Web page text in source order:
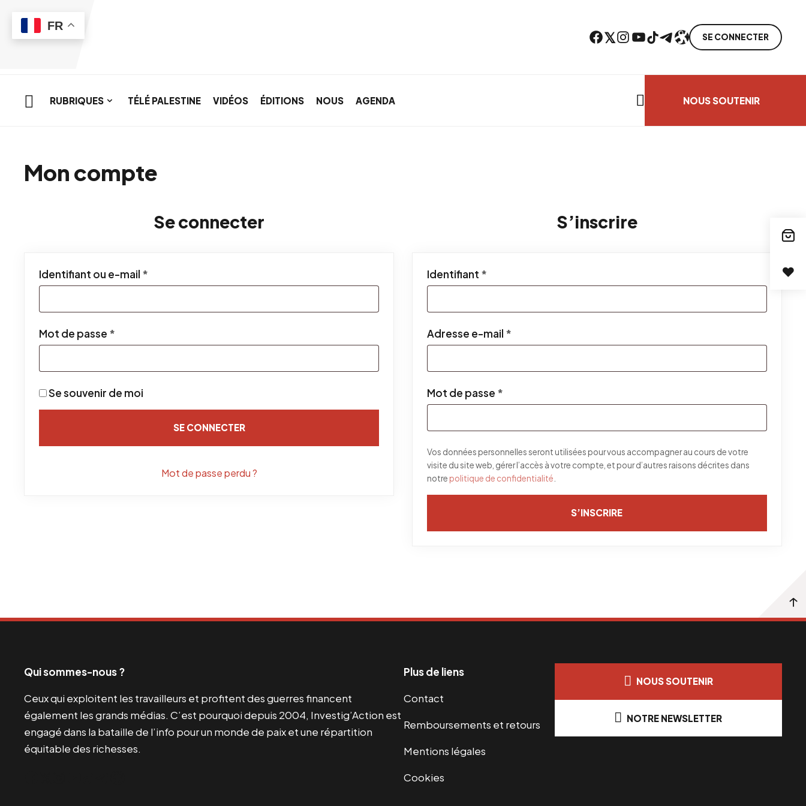
Facebook Twitter Instagram YouTube TikTok TelegramLien SE CONNECTER
RUBRIQUES TÉLÉ PALESTINE VIDÉOS ÉDITIONS NOUS AGENDA NOUS SOUTENIR
Mon compte
Se connecter
Identifiant ou e-mail *
Mot de passe *
Se souvenir de moi
SE CONNECTER
Mot de passe perdu ?
S’inscrire
Identifiant *
Adresse e-mail *
Mot de passe *
Vos données personnelles seront utilisées pour vous accompagner au cours de votre
visite du site web, gérer l’accès à votre compte, et pour d’autres raisons décrites dans
notre politique de confidentialité
S’INSCRIRE
Qui sommes-nous ?
Ceux qui exploitent les travailleurs et profitent des guerres financent
également les grands médias. C’est pourquoi depuis 2004, Investig’Action est
engagé dans la bataille de l’info pour un monde de paix et une répartition
équitable des richesses.
Plus de liens
Contact
Remboursements et retours
Mentions légales
Cookies
NOUS SOUTENIR
NOTRE NEWSLETTER
FR